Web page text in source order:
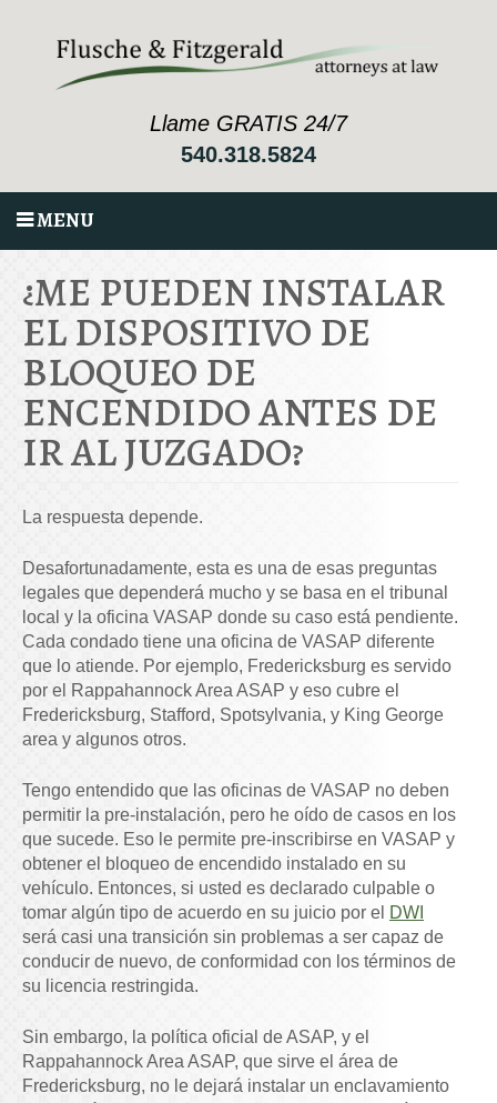
Llame GRATIS 24/7
540.318.5824
MENU
¿ME PUEDEN INSTALAR
EL DISPOSITIVO DE
BLOQUEO DE
ENCENDIDO ANTES DE
IR AL JUZGADO?
La respuesta depende.
Desafortunadamente, esta es una de esas preguntas
legales que dependerá mucho y se basa en el tribunal
local y la oficina VASAP donde su caso está pendiente.
Cada condado tiene una oficina de VASAP diferente
que lo atiende. Por ejemplo, Fredericksburg es servido
por el Rappahannock Area ASAP y eso cubre el
Fredericksburg, Stafford, Spotsylvania, y King George
area y algunos otros.
Tengo entendido que las oficinas de VASAP no deben
permitir la pre-instalación, pero he oído de casos en los
que sucede. Eso le permite pre-inscribirse en VASAP y
obtener el bloqueo de encendido instalado en su
vehículo. Entonces, si usted es declarado culpable o
tomar algún tipo de acuerdo en su juicio por el DWI
será casi una transición sin problemas a ser capaz de
conducir de nuevo, de conformidad con los términos de
su licencia restringida.
Sin embargo, la política oficial de ASAP, y el
Rappahannock Area ASAP, que sirve el área de
Fredericksburg, no le dejará instalar un enclavamiento